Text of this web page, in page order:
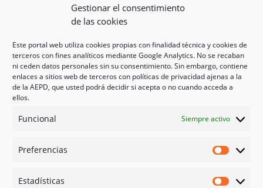
Gestionar el consentimiento
de las cookies
Este portal web utiliza cookies propias con finalidad técnica y cookies de
terceros con fines analíticos mediante Google Analytics. No se recaban
ni ceden datos personales sin su consentimiento. Sin embargo, contiene
enlaces a sitios web de terceros con políticas de privacidad ajenas a la
de la AEPD, que usted podrá decidir si acepta o no cuando acceda a
ellos.
Funcional Siempre activo
Preferencias
Estadísticas
Términos y condiciones
Exoneración de responsabilidad
Mapa del sitio
Mi cuenta
Tienda
Psicología en Murcia
Guías
Redes sociales
Instagram